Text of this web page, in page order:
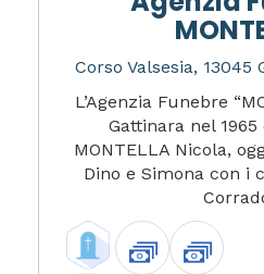
Corso Valsesia, 13045
L’Agenzia Funebre
Gattinara nel
MONTELLA Nicola,
Dino e Simona con i